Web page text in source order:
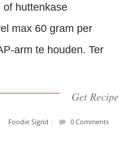
of huttenkase
max 60 gram per
arm te houden. Ter
Get Recipe
Foodie Sigrid 0 Comments